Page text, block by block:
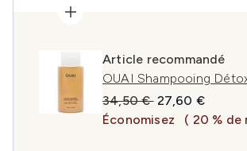
Article recommandé
OUAI Shampooing
Prix de vente :
34,50 € Prix ​​actuel :
27,60 €
Économisez
( 20 % de